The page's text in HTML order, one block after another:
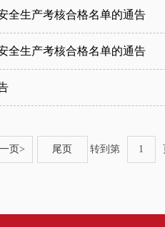
全生产考核合格名单的通告
全生产考核合格名单的通告
页> 尾页 转到第